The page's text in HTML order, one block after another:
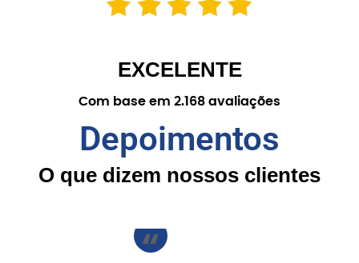
EXCELENTE
Com base em 2.168 avaliações
Depoimentos
O que dizem nossos clientes